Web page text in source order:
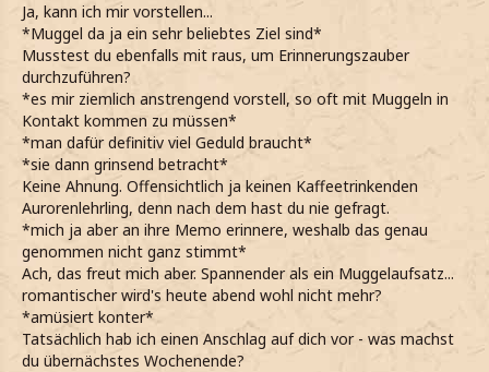
Ja, kann ich mir vorstellen...
*Muggel da ja ein sehr beliebtes Ziel sind*
Musstest du ebenfalls mit raus, um Erinnerungszauber
durchzuführen?
*es mir ziemlich anstrengend vorstell, so oft mit Muggeln in
Kontakt kommen zu müssen*
*man dafür definitiv viel Geduld braucht*
*sie dann grinsend betracht*
Keine Ahnung. Offensichtlich ja keinen Kaffeetrinkenden
Aurorenlehrling, denn nach dem hast du nie gefragt.
*mich ja aber an ihre Memo erinnere, weshalb das genau
genommen nicht ganz stimmt*
Ach, das freut mich aber. Spannender als ein Muggelaufsatz...
romantischer wird's heute abend wohl nicht mehr?
*amüsiert konter*
Tatsächlich hab ich einen Anschlag auf dich vor - was machst
du übernächstes Wochenende?